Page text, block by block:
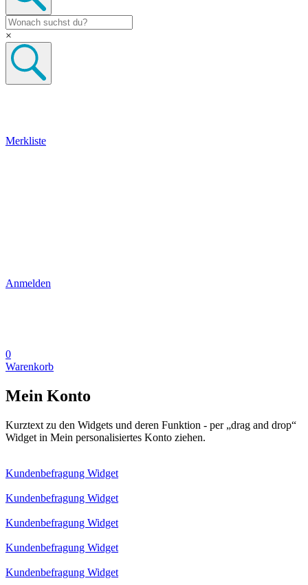
×
Merkliste
Anmelden
0
Warenkorb
Mein Konto
Kurztext zu den Widgets und deren Funktion - per „drag and drop“
Widget in Mein personalisiertes Konto ziehen.
Kundenbefragung Widget
Kundenbefragung Widget
Kundenbefragung Widget
Kundenbefragung Widget
Kundenbefragung Widget